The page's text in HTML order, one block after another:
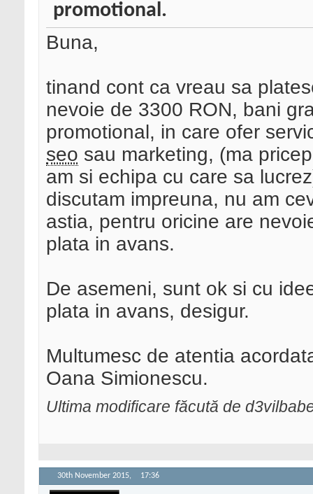
promotional.
Buna,
tinand cont ca vreau sa
nevoie de 3300 RON, bani
promotional, in care ofer
seo sau marketing, (ma
am si echipa cu care sa
discutam impreuna, nu am
astia, pentru oricine are
plata in avans.
De asemeni, sunt ok si cu
plata in avans, desigur.
Multumesc de atentia
Oana Simionescu.
Ultima modificare făcută de
30th November 2015, 17:36